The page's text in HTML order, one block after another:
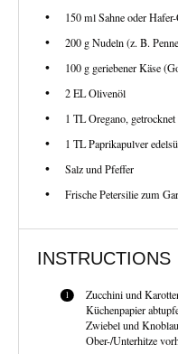
150ml Sahne oder
200 gNudeln (z. B.
100 g geriebener Käse
2EL Olivenöl
1 TL Oregano, getrocknet
1 TL Paprikapulver
Salz und Pfeffer
Frische Petersilie zum
INSTRUCTIONS
Zucchini und
Küchenpapier
Zwiebel und
Ober-/Unterhitze